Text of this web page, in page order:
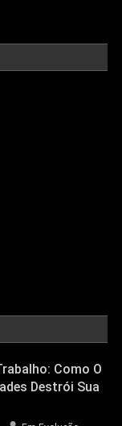
Como O
Destrói Sua